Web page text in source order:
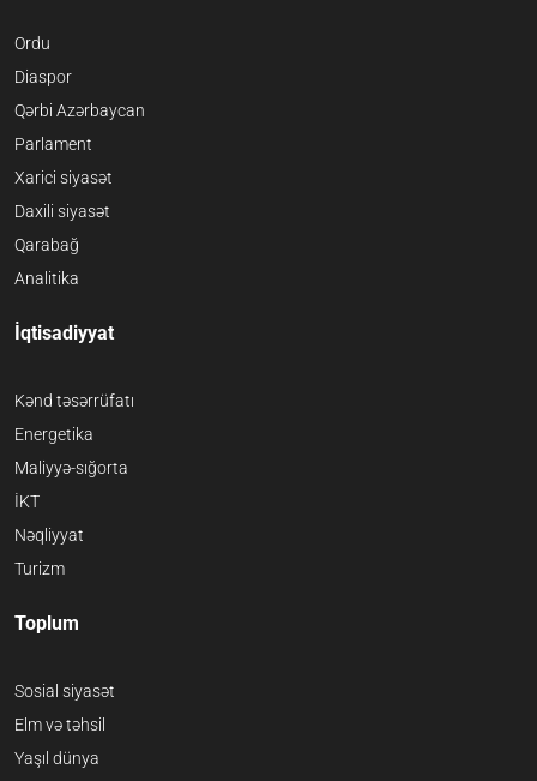
Ordu
Diaspor
Qərbi Azərbaycan
Parlament
Xarici siyasət
Daxili siyasət
Qarabağ
Analitika
İqtisadiyyat
Kənd təsərrüfatı
Energetika
Maliyyə-sığorta
İKT
Nəqliyyat
Turizm
Toplum
Sosial siyasət
Elm və təhsil
Yaşıl dünya